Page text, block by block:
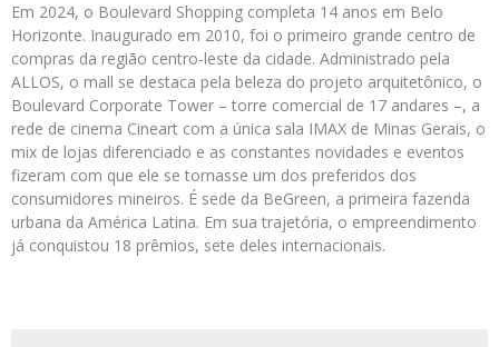
Em 2024, o Boulevard Shopping completa 14 anos em Belo
Horizonte. Inaugurado em 2010, foi o primeiro grande centro de
compras da região centro-leste da cidade. Administrado pela
ALLOS, o mall se destaca pela beleza do projeto arquitetônico, o
Boulevard Corporate Tower – torre comercial de 17 andares –, a
rede de cinema Cineart com a única sala IMAX de Minas Gerais, o
mix de lojas diferenciado e as constantes novidades e eventos
fizeram com que ele se tornasse um dos preferidos dos
consumidores mineiros. É sede da BeGreen, a primeira fazenda
urbana da América Latina. Em sua trajetória, o empreendimento
já conquistou 18 prêmios, sete deles internacionais.